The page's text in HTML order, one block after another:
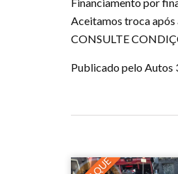
Aceitamos troca após
CONSULTE
Publicado pelo Autos